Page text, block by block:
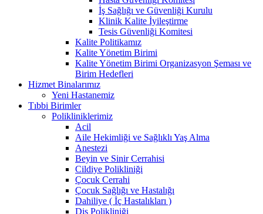
İş Sağlığı ve Güvenliği Kurulu
Klinik Kalite İyileştirme
Tesis Güvenliği Komitesi
Kalite Politikamız
Kalite Yönetim Birimi
Kalite Yönetim Birimi Organizasyon Şeması ve
Birim Hedefleri
Hizmet Binalarımız
Yeni Hastanemiz
Tıbbi Birimler
Polikliniklerimiz
Acil
Aile Hekimliği ve Sağlıklı Yaş Alma
Anestezi
Beyin ve Sinir Cerrahisi
Cildiye Polikliniği
Çocuk Cerrahi
Çocuk Sağlığı ve Hastalığı
Dahiliye ( İç Hastalıkları )
Diş Polikliniği